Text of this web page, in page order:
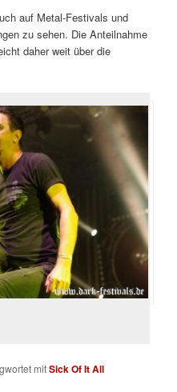
auf Metal-Festivals und
zu sehen. Die Anteilnahme
daher weit über die
mitSick Of It All